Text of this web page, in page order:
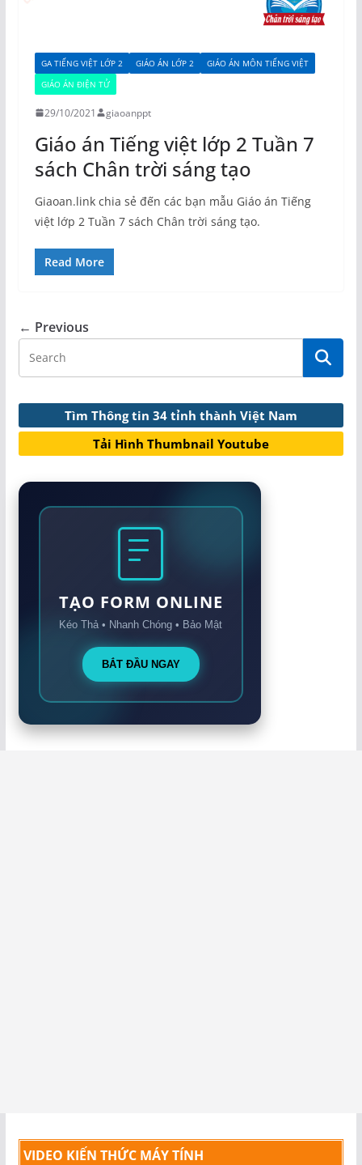
GA TIẾNG VIỆT LỚP 2 GIÁO ÁN LỚP 2
GIÁO ÁN MÔN TIẾNG VIỆT
GIÁO ÁN ĐIỆN TỬ
29/10/2021 giaoanppt
Giáo án Tiếng việt lớp 2 Tuần 7
sách Chân trời sáng tạo
Giaoan.link chia sẻ đến các bạn mẫu Giáo án Tiếng
việt lớp 2 Tuần 7 sách Chân trời sáng tạo.
Read More
← Previous
Tìm Thông tin 34 tỉnh thành Việt Nam
Tải Hình Thumbnail Youtube
TẠO FORM ONLINE
Kéo Thả • Nhanh Chóng • Bảo Mật
BẮT ĐẦU NGAY
VIDEO KIẾN THỨC MÁY TÍNH